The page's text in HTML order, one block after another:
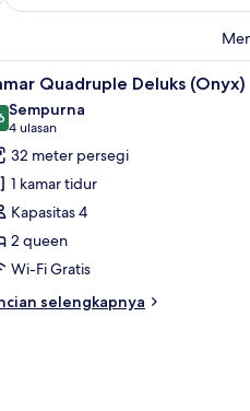
Wi-Fi gratis, dan seprai linenKamar
3 Quadruple Deluks (Onyx)
dari 10
Sempurna
4 ulasan
(4
ulasan)
32 meter persegi
1 kamar tidur
Kapasitas 4
2 queen
Wi-Fi Gratis
selengkapnya